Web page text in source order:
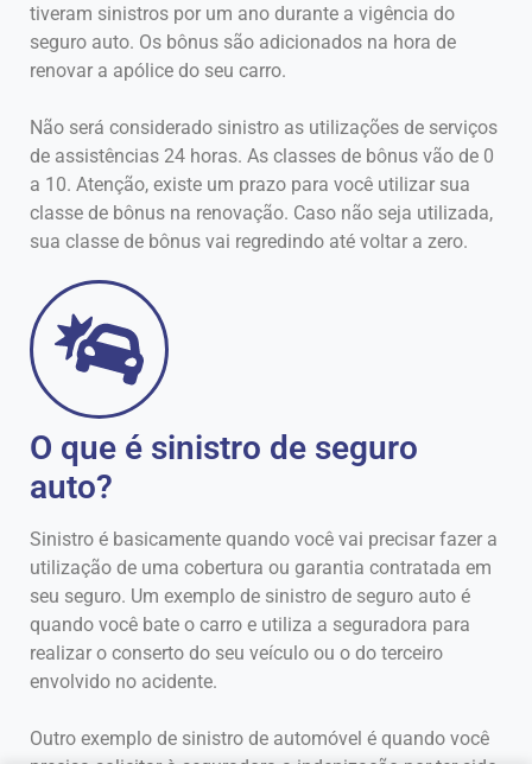
tiveram sinistros por um ano durante a vigência do
seguro auto. Os bônus são adicionados na hora de
renovar a apólice do seu carro.
Não será considerado sinistro as utilizações de serviços
de assistências 24 horas. As classes de bônus vão de 0
a 10. Atenção, existe um prazo para você utilizar sua
classe de bônus na renovação. Caso não seja utilizada,
sua classe de bônus vai regredindo até voltar a zero.
O que é sinistro de seguro
auto?
Sinistro é basicamente quando você vai precisar fazer a
utilização de uma cobertura ou garantia contratada em
seu seguro. Um exemplo de sinistro de seguro auto é
quando você bate o carro e utiliza a seguradora para
realizar o conserto do seu veículo ou o do terceiro
envolvido no acidente.
Outro exemplo de sinistro de automóvel é quando você